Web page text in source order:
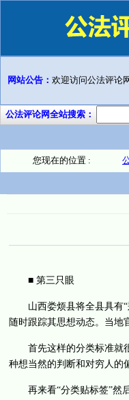
网站公告： 欢迎访问公法评论
公法评论网全站搜索：
您现在的位置 :
■ 第三只眼
山西娄烦县将全县具有“
随时跟踪其思想动态。当地
首先这样的分类标准就很
种想当然的判断和对穷人的
再来看“分类贴标签”然后